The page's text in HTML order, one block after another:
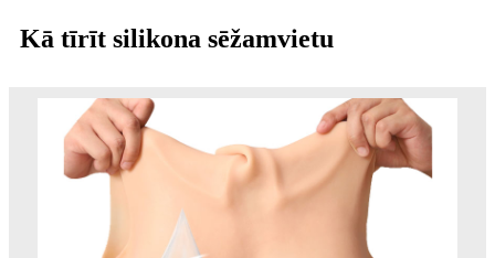
Kā tīrīt silikona sēžamvietu